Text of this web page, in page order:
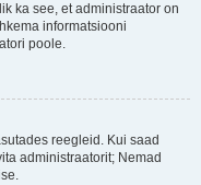
ka see, et administraator on
informatsiooni
poole.
reegleid. Kui saad
administraatorit; Nemad